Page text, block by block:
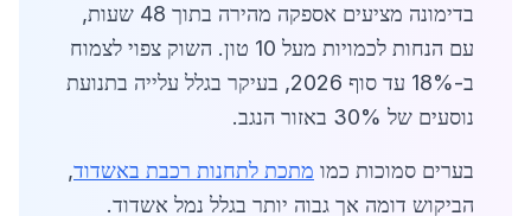
בדימונה מציעים אספקה מהירה בתוך 48 שעות,
עם הנחות לכמויות מעל 10 טון. השוק צפוי לצמוח
ב-18% עד סוף 2026, בעיקר בגלל עלייה בתנועת
נוסעים של 30% באזור הנגב.
בערים סמוכות כמו מתכת לתחנות רכבת באשדוד,
הביקוש דומה אך גבוה יותר בגלל נמל אשדוד.